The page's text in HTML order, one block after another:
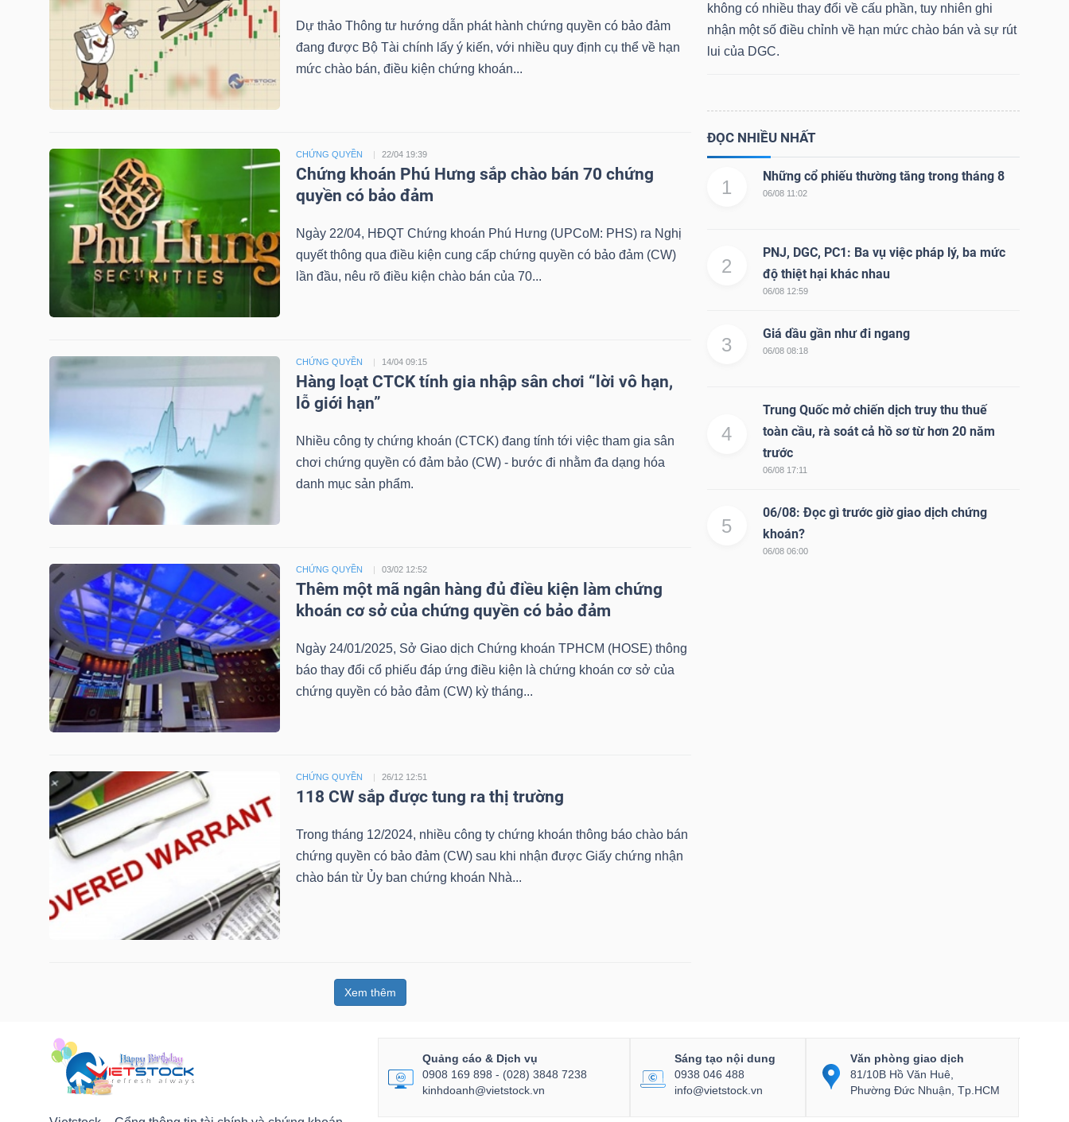
Dự thảo Thông tư hướng dẫn phát hành chứng quyền có bảo đảm
đang được Bộ Tài chính lấy ý kiến, với nhiều quy định cụ thể về hạn
mức chào bán, điều kiện chứng khoán...
CHỨNG QUYỀN 22/04 19:39
Chứng khoán Phú Hưng sắp chào bán 70 chứng
quyền có bảo đảm
Ngày 22/04, HĐQT Chứng khoán Phú Hưng (UPCoM: PHS) ra Nghị
quyết thông qua điều kiện cung cấp chứng quyền có bảo đảm (CW)
lần đầu, nêu rõ điều kiện chào bán của 70...
CHỨNG QUYỀN 14/04 09:15
Hàng loạt CTCK tính gia nhập sân chơi “lời vô hạn,
lỗ giới hạn”
Nhiều công ty chứng khoán (CTCK) đang tính tới việc tham gia sân
chơi chứng quyền có đảm bảo (CW) - bước đi nhằm đa dạng hóa
danh mục sản phẩm.
CHỨNG QUYỀN 03/02 12:52
Thêm một mã ngân hàng đủ điều kiện làm chứng
khoán cơ sở của chứng quyền có bảo đảm
Ngày 24/01/2025, Sở Giao dịch Chứng khoán TPHCM (HOSE) thông
báo thay đổi cổ phiếu đáp ứng điều kiện là chứng khoán cơ sở của
chứng quyền có bảo đảm (CW) kỳ tháng...
CHỨNG QUYỀN 26/12 12:51
118 CW sắp được tung ra thị trường
Trong tháng 12/2024, nhiều công ty chứng khoán thông báo chào bán
chứng quyền có bảo đảm (CW) sau khi nhận được Giấy chứng nhận
chào bán từ Ủy ban chứng khoán Nhà...
Xem thêm
không có nhiều thay đổi về cấu phần, tuy nhiên ghi
nhận một số điều chỉnh về hạn mức chào bán và sự rút
lui của DGC.
ĐỌC NHIỀU NHẤT
1
Những cổ phiếu thường tăng trong tháng 8
06/08 11:02
2
PNJ, DGC, PC1: Ba vụ việc pháp lý, ba mức
độ thiệt hại khác nhau
06/08 12:59
3
Giá dầu gần như đi ngang
06/08 08:18
4
Trung Quốc mở chiến dịch truy thu thuế
toàn cầu, rà soát cả hồ sơ từ hơn 20 năm
trước
06/08 17:11
5
06/08: Đọc gì trước giờ giao dịch chứng
khoán?
06/08 06:00
Quảng cáo & Dịch vụ
0908 169 898 - (028) 3848 7238
kinhdoanh@vietstock.vn
Sáng tạo nội dung
0938 046 488
info@vietstock.vn
Văn phòng giao dịch
81/10B Hồ Văn Huê,
Phường Đức Nhuận, Tp.HCM
CÔNG
TRUY
NĂNG
LƯỢNG
NGUYÊN
VẬT
LIỆU
CÔNG
TIÊU
DÙNG
KHÔNG